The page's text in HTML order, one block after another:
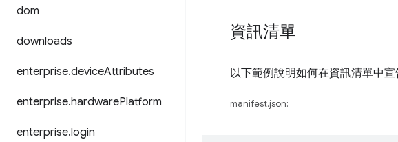
dom
downloads
enterprise.deviceAttributes
enterprise.hardwarePlatform
enterprise.login
資訊清單
以下範例說明如何在資訊清單中宣
manifest.json: